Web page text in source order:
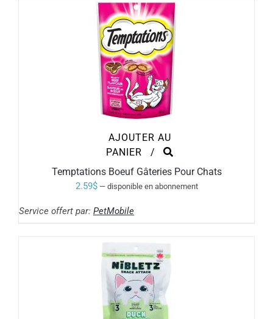
AJOUTER AU
PANIER
/
Temptations Boeuf Gâteries Pour Chats
2.59$ —disponible en abonnement
Service offert par: PetMobile